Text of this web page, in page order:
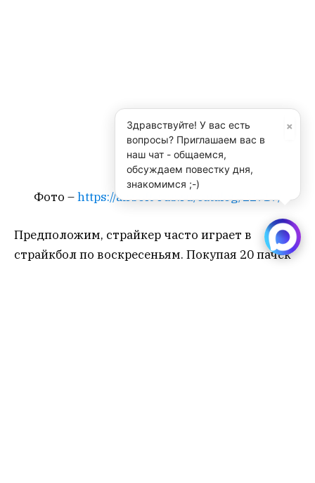
Фото –https://airsoft-rus.ru/catalog/22717/
Предположим, страйкер часто играет в
страйкбол по воскресеньям. Покупая 20 пачек
×
Здравствуйте! У вас есть
вопросы? Приглашаем вас в
наш чат - общаемся,
обсуждаем повестку дня,
знакомимся ;-)